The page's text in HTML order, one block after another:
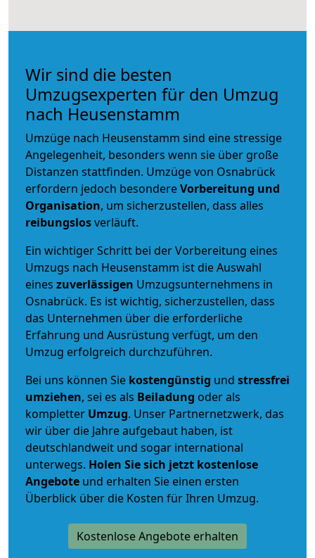
Wir sind die besten
Umzugsexperten für den Umzug
nach Heusenstamm
Umzüge nach Heusenstamm sind eine stressige
Angelegenheit, besonders wenn sie über große
Distanzen stattfinden. Umzüge von Osnabrück
erfordern jedoch besondereVorbereitung und
Organisation, um sicherzustellen, dass alles
reibungslosverläuft.
Ein wichtiger Schritt bei der Vorbereitung eines
Umzugs nach Heusenstamm ist die Auswahl
eines zuverlässigen Umzugsunternehmens in
Osnabrück. Es ist wichtig, sicherzustellen, dass
das Unternehmen über die erforderliche
Erfahrung und Ausrüstung verfügt, um den
Umzug erfolgreich durchzuführen.
Bei uns können Sie kostengünstig und stressfrei
umziehen, sei es als Beiladung oder als
kompletter Umzug. Unser Partnernetzwerk, das
wir über die Jahre aufgebaut haben, ist
deutschlandweit und sogar international
unterwegs. Holen Sie sich jetzt kostenlose
Angebote und erhalten Sie einen ersten
Überblick über die Kosten für Ihren Umzug.
Kostenlose Angebote erhalten